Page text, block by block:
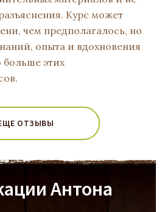
Курс может
чем предполагалось, но
опыта и вдохновения
больше этих
ОТЗЫВЫ
Антона